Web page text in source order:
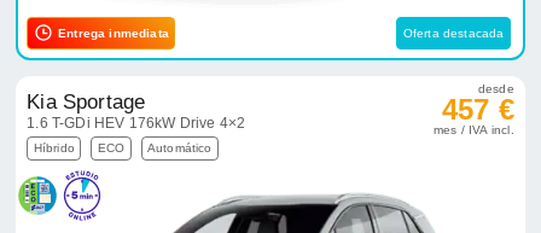
Entrega inmediata Oferta destacada
Kia Sportage
1.6 T-GDi HEV 176kW Drive 4×2
Híbrido ECO Automático
desde
457 €
mes / IVA incl.